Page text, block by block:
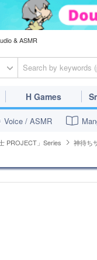
& ASMR
H Games
Voice / ASMR
PROJECT」Series 神待ち